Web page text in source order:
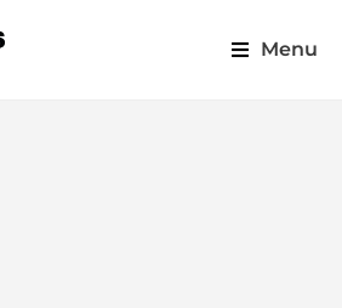
Menu